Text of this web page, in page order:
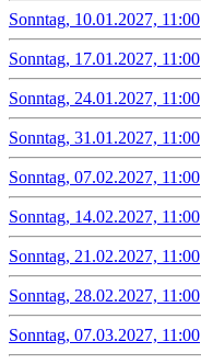
Sonntag, 10.01.2027, 11:00
Sonntag, 17.01.2027, 11:00
Sonntag, 24.01.2027, 11:00
Sonntag, 31.01.2027, 11:00
Sonntag, 07.02.2027, 11:00
Sonntag, 14.02.2027, 11:00
Sonntag, 21.02.2027, 11:00
Sonntag, 28.02.2027, 11:00
Sonntag, 07.03.2027, 11:00